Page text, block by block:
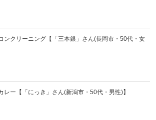
ンクリーニング【「三本銀」さん(長岡市・50代・女
レー【「にっき」さん(新潟市・50代・男性)】